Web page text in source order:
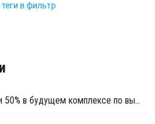
в фильтр
Газпром хочет приобрести 50% в будущем комплексе по выпуску полимеров в Усть-Луге